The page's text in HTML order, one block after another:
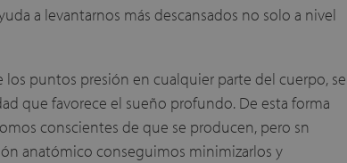
a levantarnos más descansados no solo a nivel
puntos presión en cualquier parte del cuerpo, se
que favorece el sueño profundo. De esta forma
conscientes de que se producen, pero sn
anatómico conseguimos minimizarlos y